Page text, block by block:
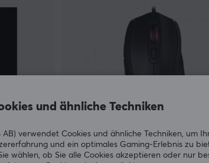
Mionix
Castor Pro Gaming-Maus -
und ähnliche Techniken
AB) verwendet Cookies und ähnliche Techniken, um
und ein optimales Gaming-Erlebnis zu
wählen, ob Sie alle Cookies akzeptieren oder nur